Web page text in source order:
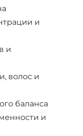
и
и
волос и
баланса
и